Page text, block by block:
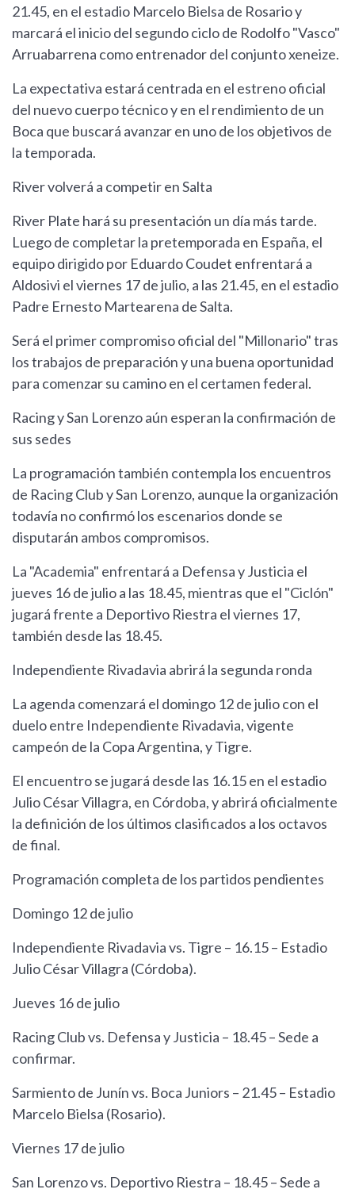
21.45, en el estadio Marcelo Bielsa de Rosario y
marcará el inicio del segundo ciclo de Rodolfo "Vasco"
Arruabarrena como entrenador del conjunto xeneize.
La expectativa estará centrada en el estreno oficial
del nuevo cuerpo técnico y en el rendimiento de un
Boca que buscará avanzar en uno de los objetivos de
la temporada.
River volverá a competir en Salta
River Plate hará su presentación un día más tarde.
Luego de completar la pretemporada en España, el
equipo dirigido por Eduardo Coudet enfrentará a
Aldosivi el viernes 17 de julio, a las 21.45, en el estadio
Padre Ernesto Martearena de Salta.
Será el primer compromiso oficial del "Millonario" tras
los trabajos de preparación y una buena oportunidad
para comenzar su camino en el certamen federal.
Racing y San Lorenzo aún esperan la confirmación de
sus sedes
La programación también contempla los encuentros
de Racing Club y San Lorenzo, aunque la organización
todavía no confirmó los escenarios donde se
disputarán ambos compromisos.
La "Academia" enfrentará a Defensa y Justicia el
jueves 16 de julio a las 18.45, mientras que el "Ciclón"
jugará frente a Deportivo Riestra el viernes 17,
también desde las 18.45.
Independiente Rivadavia abrirá la segunda ronda
La agenda comenzará el domingo 12 de julio con el
duelo entre Independiente Rivadavia, vigente
campeón de la Copa Argentina, y Tigre.
El encuentro se jugará desde las 16.15 en el estadio
Julio César Villagra, en Córdoba, y abrirá oficialmente
la definición de los últimos clasificados a los octavos
de final.
Programación completa de los partidos pendientes
Domingo 12 de julio
Independiente Rivadavia vs. Tigre – 16.15 – Estadio
Julio César Villagra (Córdoba).
Jueves 16 de julio
Racing Club vs. Defensa y Justicia – 18.45 – Sede a
confirmar.
Sarmiento de Junín vs. Boca Juniors – 21.45 – Estadio
Marcelo Bielsa (Rosario).
Viernes 17 de julio
San Lorenzo vs. Deportivo Riestra – 18.45 – Sede a